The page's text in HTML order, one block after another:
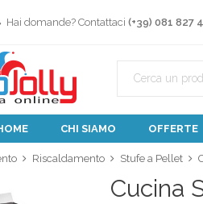
Hai domande? Contattaci (+39) 081 827
CHI SIAMO OFFERTE
Riscaldamento Stufe a Pellet
Cucina